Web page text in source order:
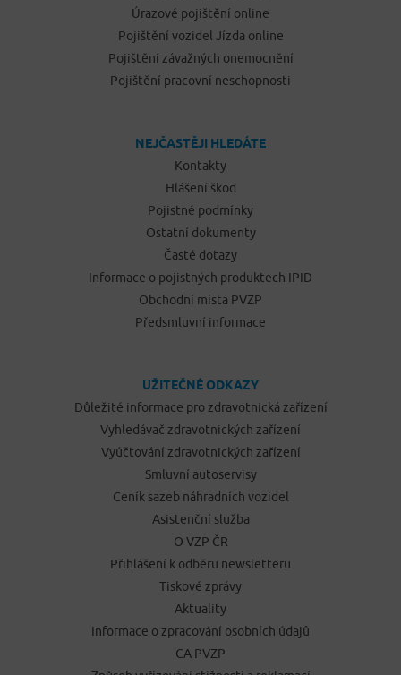
Úrazové pojištění online
Pojištění vozidel Jízda online
Pojištění závažných onemocnění
Pojištění pracovní neschopnosti
NEJČASTĚJI HLEDÁTE
Kontakty
Hlášení škod
Pojistné podmínky
Ostatní dokumenty
Časté dotazy
Informace o pojistných produktech IPID
Obchodní místa PVZP
Předsmluvní informace
UŽITEČNÉ ODKAZY
Důležité informace pro zdravotnická zařízení
Vyhledávač zdravotnických zařízení
Vyúčtování zdravotnických zařízení
Smluvní autoservisy
Ceník sazeb náhradních vozidel
Asistenční služba
O VZP ČR
Přihlášení k odběru newsletteru
Tiskové zprávy
Aktuality
Informace o zpracování osobních údajů
CA PVZP